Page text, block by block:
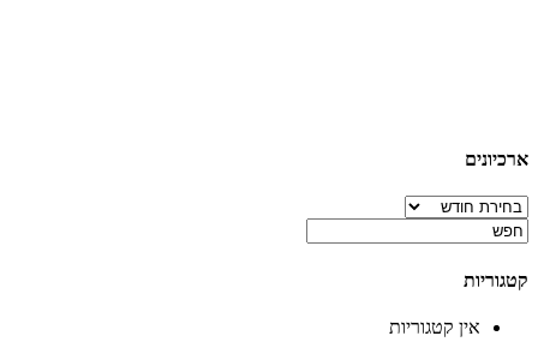
ארכיונים
ארכיונים
קטגוריות
אין קטגוריות